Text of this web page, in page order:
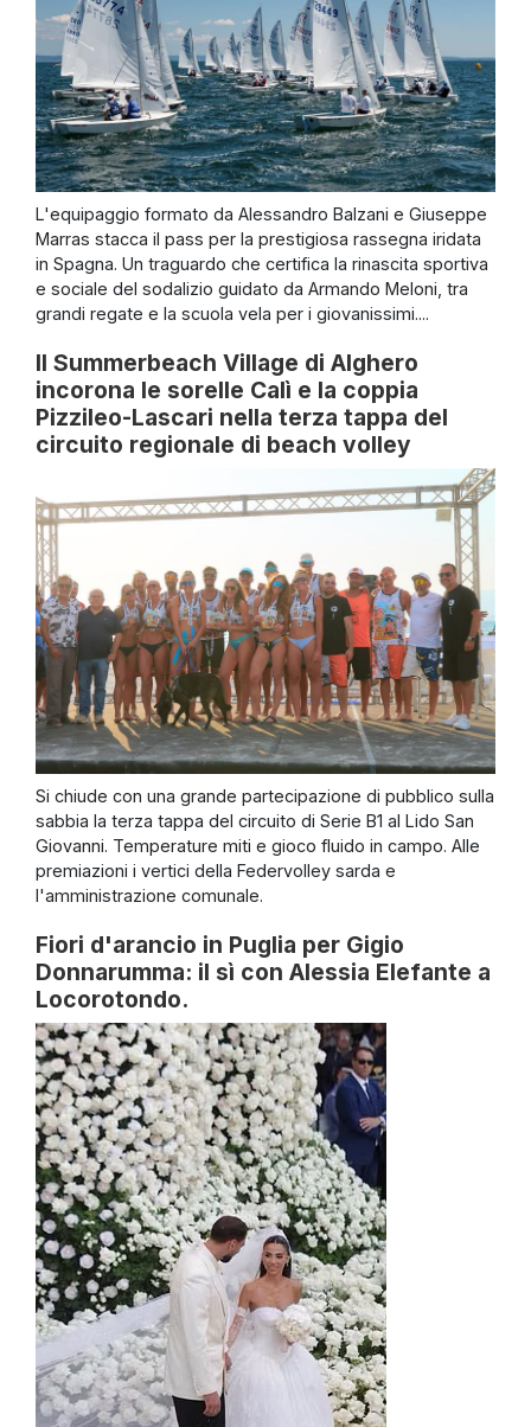
L'equipaggio formato da Alessandro Balzani e Giuseppe
Marras stacca il pass per la prestigiosa rassegna iridata
in Spagna. Un traguardo che certifica la rinascita sportiva
e sociale del sodalizio guidato da Armando Meloni, tra
grandi regate e la scuola vela per i giovanissimi....
Il Summerbeach Village di Alghero
incorona le sorelle Calì e la coppia
Pizzileo-Lascari nella terza tappa del
circuito regionale di beach volley
Si chiude con una grande partecipazione di pubblico sulla
sabbia la terza tappa del circuito di Serie B1 al Lido San
Giovanni. Temperature miti e gioco fluido in campo. Alle
premiazioni i vertici della Federvolley sarda e
l'amministrazione comunale.
Fiori d'arancio in Puglia per Gigio
Donnarumma: il sì con Alessia Elefante a
Locorotondo.